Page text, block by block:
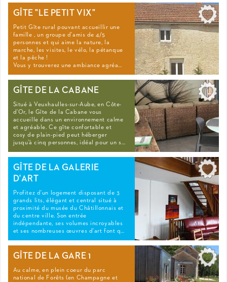
GÎTE "LE PETIT VIX"
Petit Gîte rural pouvant accueillir une
famille , un groupe d'amis de 4/5
personnes et qui aime la nature, la
marche, les visites, le vélo, la pétanque
et la pêche !
Vous y trouverez une ambiance agréa…
GÎTE DE LA CABANE
Situé à Veuxhaulles-sur-Aube, en Côte-
d’Or, le Gîte de la Cabane vous
accueille dans un environnement calme
et agréable. Ce gîte confortable et
cosy de plain-pied peut héberger
jusqu’à cinq personnes, idéal pour un s…
GÎTE DE LA GALERIE
D'ART
Profitez d'un logement disposant de 3
grands lits, élégant et central situé à
proximité du musée du Châtillonnais et
du centre ville. Son entrée
indépendante, ses volumes incroyables
et ses nombreuses œuvres d'art font q…
GÎTE DE LA GARE 1
Au calme, en plein coeur du parc
national de Forêts (en Champagne et